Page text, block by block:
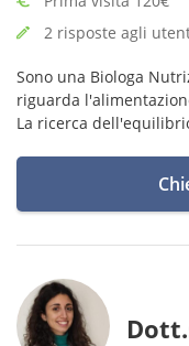
2 risposte agli
Sono una Biologa
riguarda
La ricerca